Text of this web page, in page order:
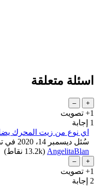
اسئلة متعلقة
+1 تصويت
1 إجابة
اي نوع من زيت المحرك يضاف
سُئل ديسمبر 14، 2020 في
AngelitaBlan
(
13.2k نقاط)
+1 تصويت
2 إجابة